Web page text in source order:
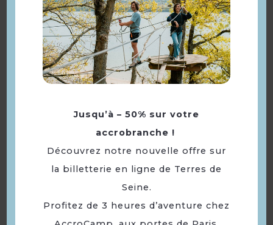
À voir aussi ...
Restaurant Les Voiles
Jusqu’à – 50% sur votre
accrobranche !
Découvrez notre nouvelle offre sur
la billetterie en ligne de Terres de
Seine.
Profitez de 3 heures d’aventure chez